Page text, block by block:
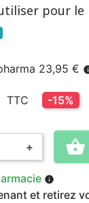
pour
23,95 €
TTC -15%
+ 
info
et retirez